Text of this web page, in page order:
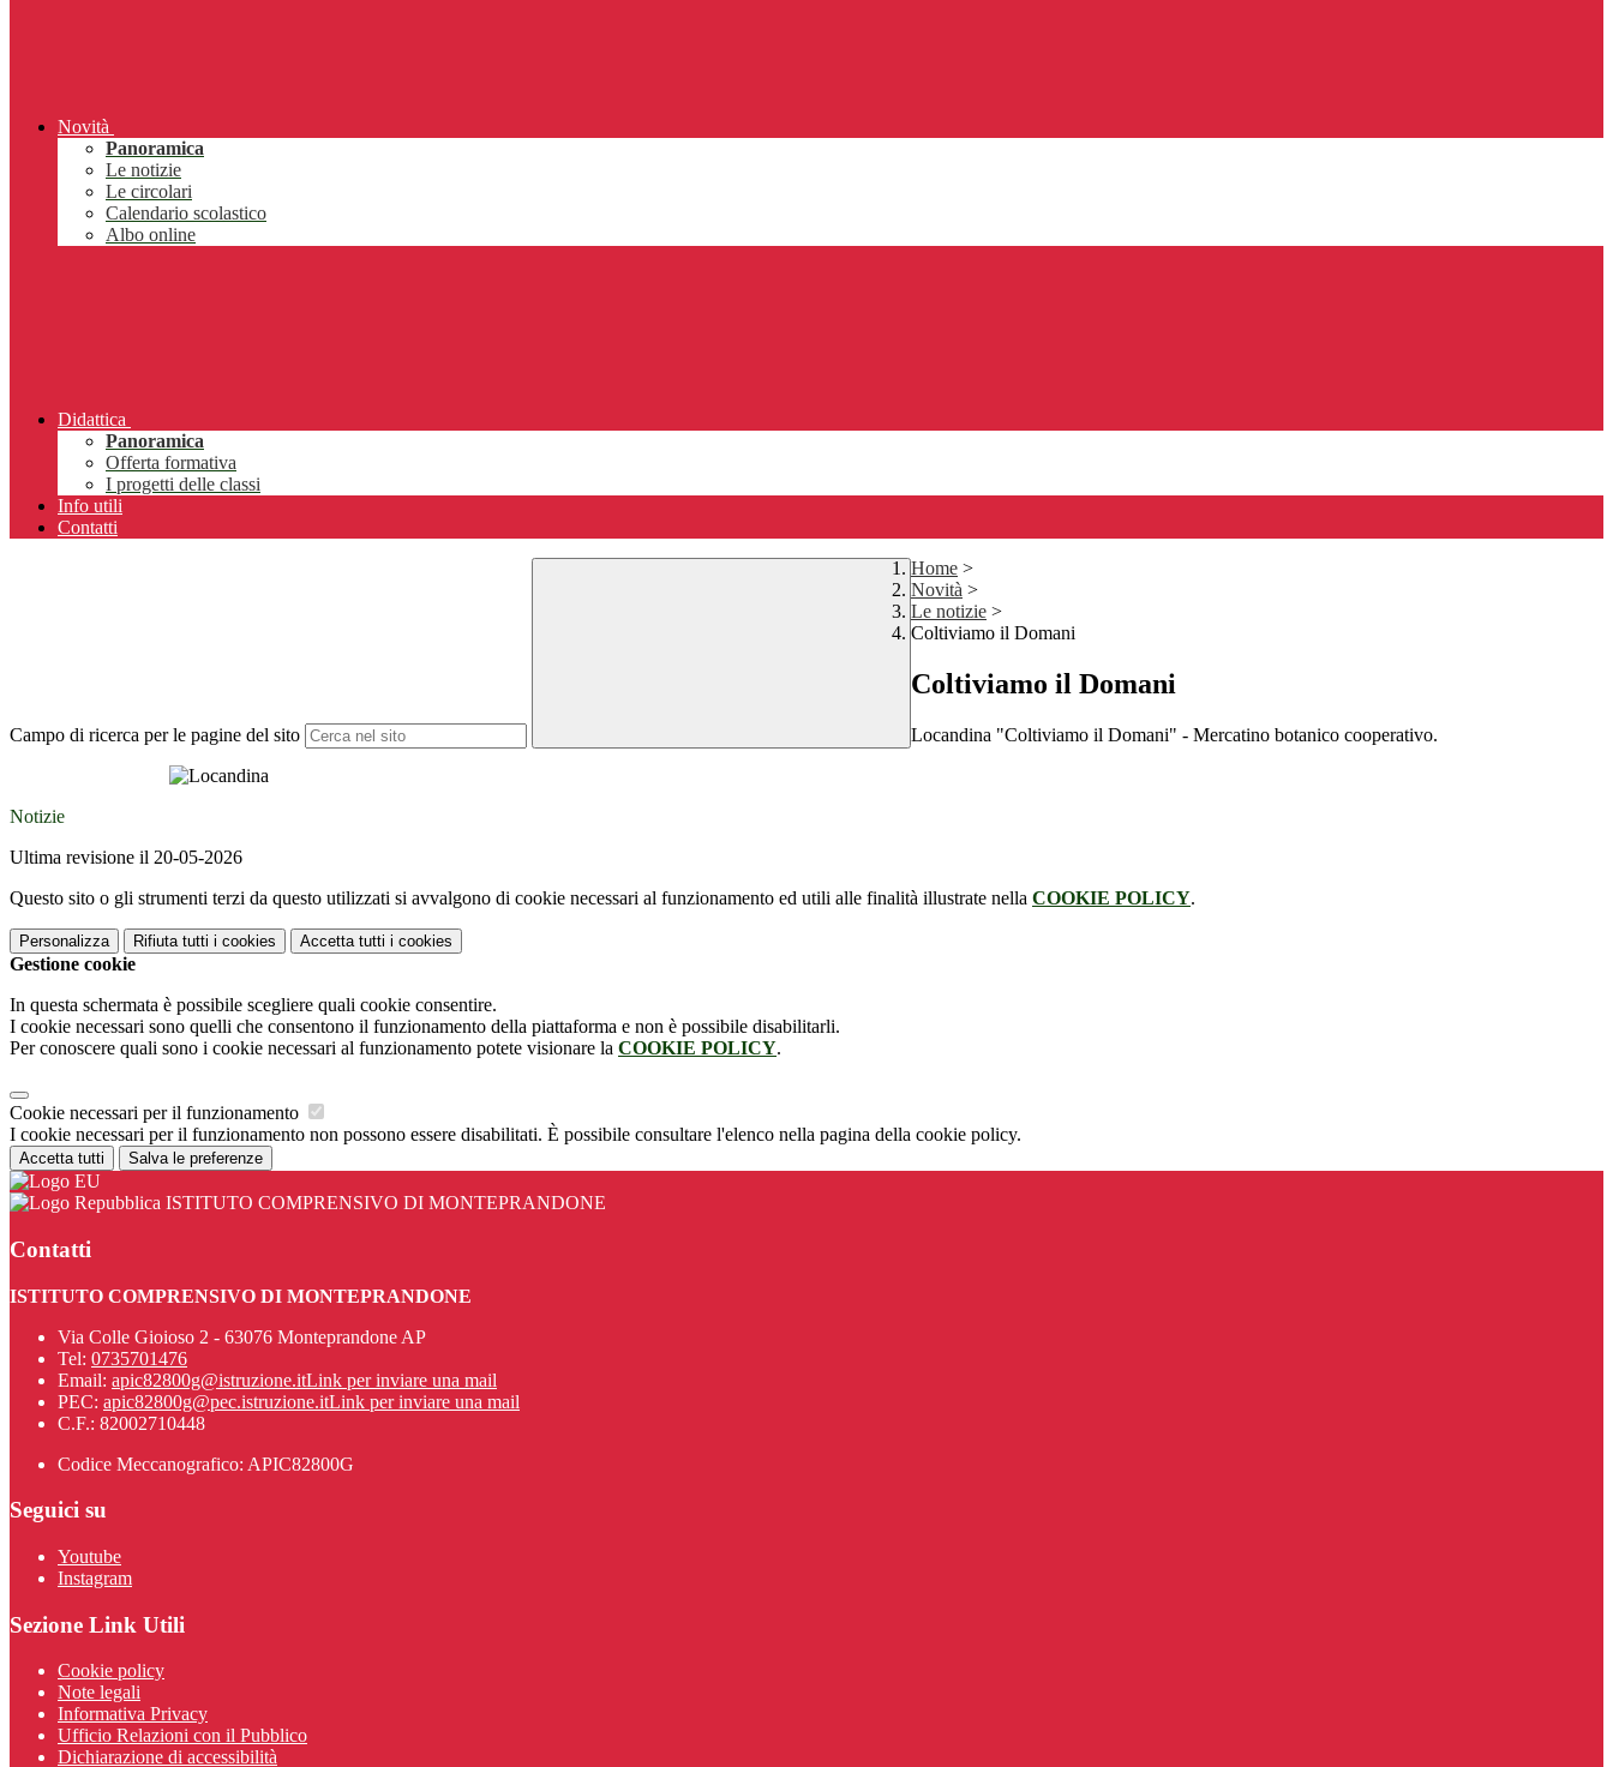
Novità
Panoramica
Le notizie
Le circolari
Calendario scolastico
Albo online
Didattica
Panoramica
Offerta formativa
I progetti delle classi
Info utili
Contatti
Campo di ricerca per le pagine del sito
Home >
Novità >
Le notizie >
Coltiviamo il Domani
Coltiviamo il Domani
Locandina "Coltiviamo il Domani" - Mercatino botanico cooperativo.
Notizie
Ultima revisione il 20-05-2026
Questo sito o gli strumenti terzi da questo utilizzati si avvalgono di cookie necessari al funzionamento ed utili alle finalità illustrate nella COOKIE POLICY.
Personalizza Rifiuta tutti i cookies Accetta tutti i cookies
Gestione cookie
In questa schermata è possibile scegliere quali cookie consentire.
I cookie necessari sono quelli che consentono il funzionamento della piattaforma e non è possibile disabilitarli.
Per conoscere quali sono i cookie necessari al funzionamento potete visionare la COOKIE POLICY.
Cookie necessari per il funzionamento
I cookie necessari per il funzionamento non possono essere disabilitati. È possibile consultare l'elenco nella pagina della cookie policy.
Accetta tutti Salva le preferenze
ISTITUTO COMPRENSIVO DI MONTEPRANDONE
Contatti
ISTITUTO COMPRENSIVO DI MONTEPRANDONE
Via Colle Gioioso 2 - 63076 Monteprandone AP
Tel: 0735701476
Email: apic82800g@istruzione.itLink per inviare una mail
PEC: apic82800g@pec.istruzione.itLink per inviare una mail
C.F.: 82002710448
Codice Meccanografico: APIC82800G
Seguici su
Youtube
Instagram
Sezione Link Utili
Cookie policy
Note legali
Informativa Privacy
Ufficio Relazioni con il Pubblico
Dichiarazione di accessibilità